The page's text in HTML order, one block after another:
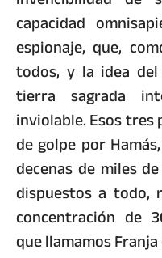
capacidad
espionaje, que,
todos, y la idea
tierra sagrada
inviolable. Esos
de golpe por
decenas de miles
dispuestos a todo,
concentración de
que llamamos Franja